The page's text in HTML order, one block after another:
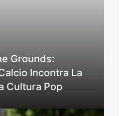
Grounds:
Incontra La
Cultura Pop